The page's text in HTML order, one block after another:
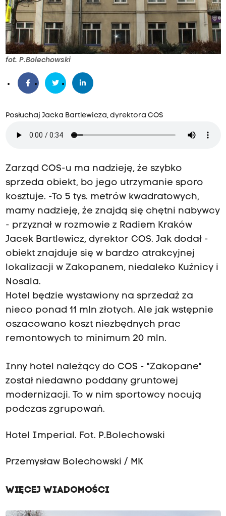
fot. P.Bolechowski
Posłuchaj Jacka Bartlewicza, dyrektora COS
Zarząd COS-u ma nadzieję, że szybko
sprzeda obiekt, bo jego utrzymanie sporo
kosztuje. -To 5 tys. metrów kwadratowych,
mamy nadzieję, że znajdą się chętni nabywcy
- przyznał w rozmowie z Radiem Kraków
Jacek Bartlewicz, dyrektor COS. Jak dodał -
obiekt znajduje się w bardzo atrakcyjnej
lokalizacji w Zakopanem, niedaleko Kuźnicy i
Nosala.
Hotel będzie wystawiony na sprzedaż za
nieco ponad 11 mln złotych. Ale jak wstępnie
oszacowano koszt niezbędnych prac
remontowych to minimum 20 mln.
Inny hotel należący do COS - "Zakopane"
został niedawno poddany gruntowej
modernizacji. To w nim sportowcy nocują
podczas zgrupowań.
Hotel Imperial. Fot. P.Bolechowski
Przemysław Bolechowski / MK
WIĘCEJ WIADOMOŚCI